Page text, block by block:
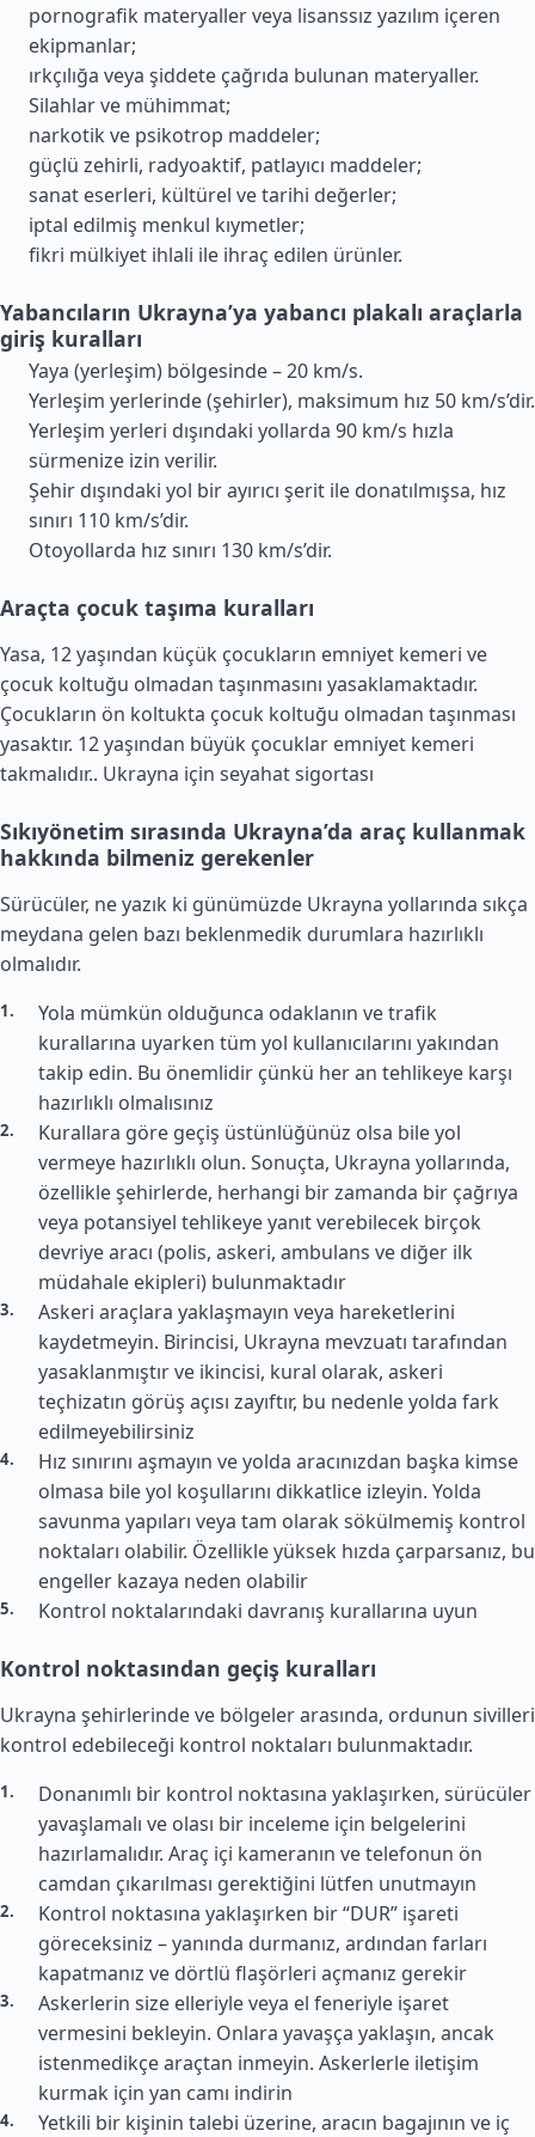
pornografik materyaller veya lisanssız yazılım içeren
ekipmanlar;
ırkçılığa veya şiddete çağrıda bulunan materyaller.
Silahlar ve mühimmat;
narkotik ve psikotrop maddeler;
güçlü zehirli, radyoaktif, patlayıcı maddeler;
sanat eserleri, kültürel ve tarihi değerler;
iptal edilmiş menkul kıymetler;
fikri mülkiyet ihlali ile ihraç edilen ürünler.
Yabancıların Ukrayna’ya yabancı plakalı araçlarla
giriş kuralları
Yaya (yerleşim) bölgesinde – 20 km/s.
Yerleşim yerlerinde (şehirler), maksimum hız 50 km/s’dir.
Yerleşim yerleri dışındaki yollarda 90 km/s hızla
sürmenize izin verilir.
Şehir dışındaki yol bir ayırıcı şerit ile donatılmışsa, hız
sınırı 110 km/s’dir.
Otoyollarda hız sınırı 130 km/s’dir.
Araçta çocuk taşıma kuralları
Yasa, 12 yaşından küçük çocukların emniyet kemeri ve
çocuk koltuğu olmadan taşınmasını yasaklamaktadır.
Çocukların ön koltukta çocuk koltuğu olmadan taşınması
yasaktır. 12 yaşından büyük çocuklar emniyet kemeri
takmalıdır.. Ukrayna için seyahat sigortası
Sıkıyönetim sırasında Ukrayna’da araç kullanmak
hakkında bilmeniz gerekenler
Sürücüler, ne yazık ki günümüzde Ukrayna yollarında sıkça
meydana gelen bazı beklenmedik durumlara hazırlıklı
olmalıdır.
Yola mümkün olduğunca odaklanın ve trafik
kurallarına uyarken tüm yol kullanıcılarını yakından
takip edin. Bu önemlidir çünkü her an tehlikeye karşı
hazırlıklı olmalısınız
Kurallara göre geçiş üstünlüğünüz olsa bile yol
vermeye hazırlıklı olun. Sonuçta, Ukrayna yollarında,
özellikle şehirlerde, herhangi bir zamanda bir çağrıya
veya potansiyel tehlikeye yanıt verebilecek birçok
devriye aracı (polis, askeri, ambulans ve diğer ilk
müdahale ekipleri) bulunmaktadır
Askeri araçlara yaklaşmayın veya hareketlerini
kaydetmeyin. Birincisi, Ukrayna mevzuatı tarafından
yasaklanmıştır ve ikincisi, kural olarak, askeri
teçhizatın görüş açısı zayıftır, bu nedenle yolda fark
edilmeyebilirsiniz
Hız sınırını aşmayın ve yolda aracınızdan başka kimse
olmasa bile yol koşullarını dikkatlice izleyin. Yolda
savunma yapıları veya tam olarak sökülmemiş kontrol
noktaları olabilir. Özellikle yüksek hızda çarparsanız, bu
engeller kazaya neden olabilir
Kontrol noktalarındaki davranış kurallarına uyun
Kontrol noktasından geçiş kuralları
Ukrayna şehirlerinde ve bölgeler arasında, ordunun sivilleri
kontrol edebileceği kontrol noktaları bulunmaktadır.
Donanımlı bir kontrol noktasına yaklaşırken, sürücüler
yavaşlamalı ve olası bir inceleme için belgelerini
hazırlamalıdır. Araç içi kameranın ve telefonun ön
camdan çıkarılması gerektiğini lütfen unutmayın
Kontrol noktasına yaklaşırken bir “DUR” işareti
göreceksiniz – yanında durmanız, ardından farları
kapatmanız ve dörtlü flaşörleri açmanız gerekir
Askerlerin size elleriyle veya el feneriyle işaret
vermesini bekleyin. Onlara yavaşça yaklaşın, ancak
istenmedikçe araçtan inmeyin. Askerlerle iletişim
kurmak için yan camı indirin
Yetkili bir kişinin talebi üzerine, aracın bagajının ve iç